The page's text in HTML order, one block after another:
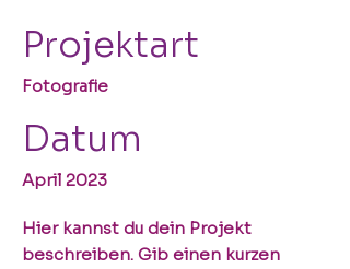
Projektart
Fotografie
Datum
April 2023
Hier kannst du dein Projekt
beschreiben. Gib einen kurzen